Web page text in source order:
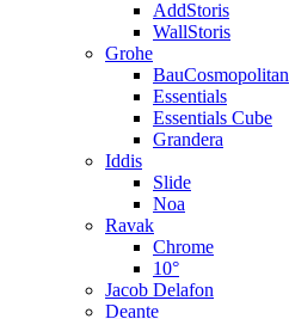
AddStoris
WallStoris
Grohe
BauCosmopolitan
Essentials
Essentials Cube
Grandera
Iddis
Slide
Noa
Ravak
Chrome
10°
Jacob Delafon
Deante